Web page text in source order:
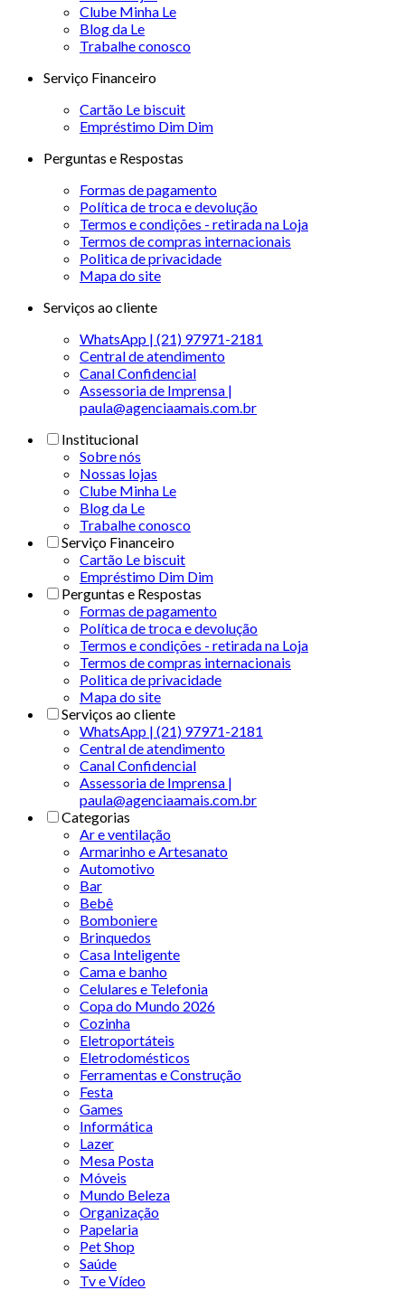
Clube Minha Le
Blog da Le
Trabalhe conosco
Serviço Financeiro
Cartão Le biscuit
Empréstimo Dim Dim
Perguntas e Respostas
Formas de pagamento
Política de troca e devolução
Termos e condições - retirada na Loja
Termos de compras internacionais
Politica de privacidade
Mapa do site
Serviços ao cliente
WhatsApp | (21) 97971-2181
Central de atendimento
Canal Confidencial
Assessoria de Imprensa |
paula@agenciaamais.com.br
Institucional
Sobre nós
Nossas lojas
Clube Minha Le
Blog da Le
Trabalhe conosco
Serviço Financeiro
Cartão Le biscuit
Empréstimo Dim Dim
Perguntas e Respostas
Formas de pagamento
Política de troca e devolução
Termos e condições - retirada na Loja
Termos de compras internacionais
Politica de privacidade
Mapa do site
Serviços ao cliente
WhatsApp | (21) 97971-2181
Central de atendimento
Canal Confidencial
Assessoria de Imprensa |
paula@agenciaamais.com.br
Categorias
Ar e ventilação
Armarinho e Artesanato
Automotivo
Bar
Bebê
Bomboniere
Brinquedos
Casa Inteligente
Cama e banho
Celulares e Telefonia
Copa do Mundo 2026
Cozinha
Eletroportáteis
Eletrodomésticos
Ferramentas e Construção
Festa
Games
Informática
Lazer
Mesa Posta
Móveis
Mundo Beleza
Organização
Papelaria
Pet Shop
Saúde
Tv e Vídeo